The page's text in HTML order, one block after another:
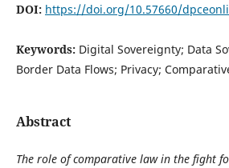
DOI: https://doi.org/10.57660/
Keywords: Digital Sovereignty; Data
Border Data Flows; Privacy;
Abstract
The role of comparative law in the fight